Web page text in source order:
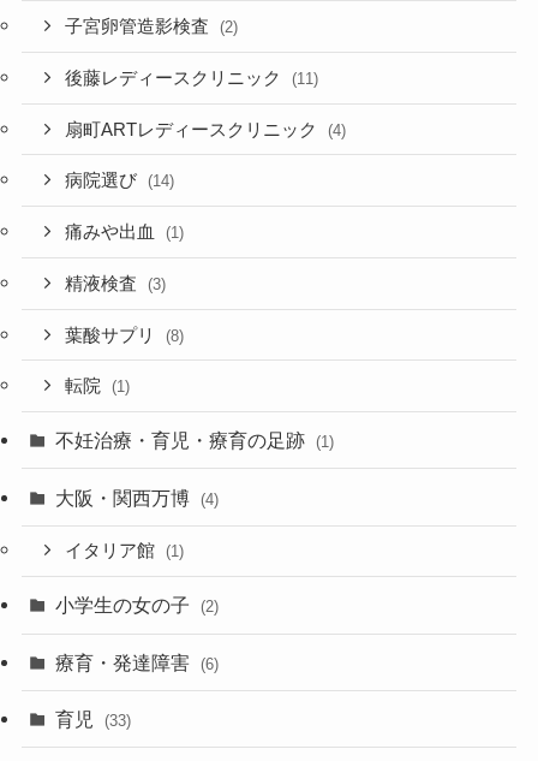
子宮卵管造影検査 (2)
後藤レディースクリニック (11)
扇町ARTレディースクリニック (4)
病院選び (14)
痛みや出血 (1)
精液検査 (3)
葉酸サプリ (8)
転院 (1)
不妊治療・育児・療育の足跡 (1)
大阪・関西万博 (4)
イタリア館 (1)
小学生の女の子 (2)
療育・発達障害 (6)
育児 (33)